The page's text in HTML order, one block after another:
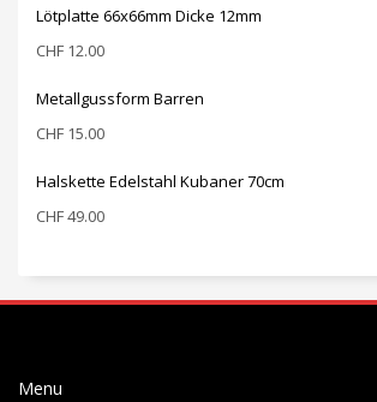
Lötplatte 66x66mm Dicke 12mm
CHF 12.00
Metallgussform Barren
CHF 15.00
Halskette Edelstahl Kubaner 70cm
CHF49.00
Menu